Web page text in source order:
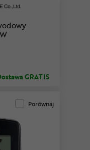
GRATIS
Porównaj